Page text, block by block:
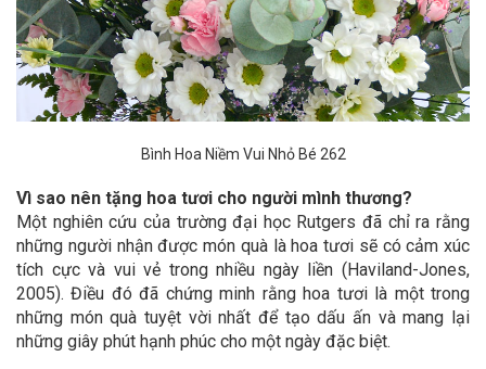
Bình Hoa Niềm Vui Nhỏ Bé 262
Vì sao nên tặng hoa tươi cho người mình thương?
Một nghiên cứu của trường đại học Rutgers đã chỉ ra rằng
những người nhận được món quà là hoa tươi sẽ có cảm xúc
tích cực và vui vẻ trong nhiều ngày liền (Haviland-Jones,
2005). Điều đó đã chứng minh rằng hoa tươi là một trong
những món quà tuyệt vời nhất để tạo dấu ấn và mang lại
những giây phút hạnh phúc cho một ngày đặc biệt.